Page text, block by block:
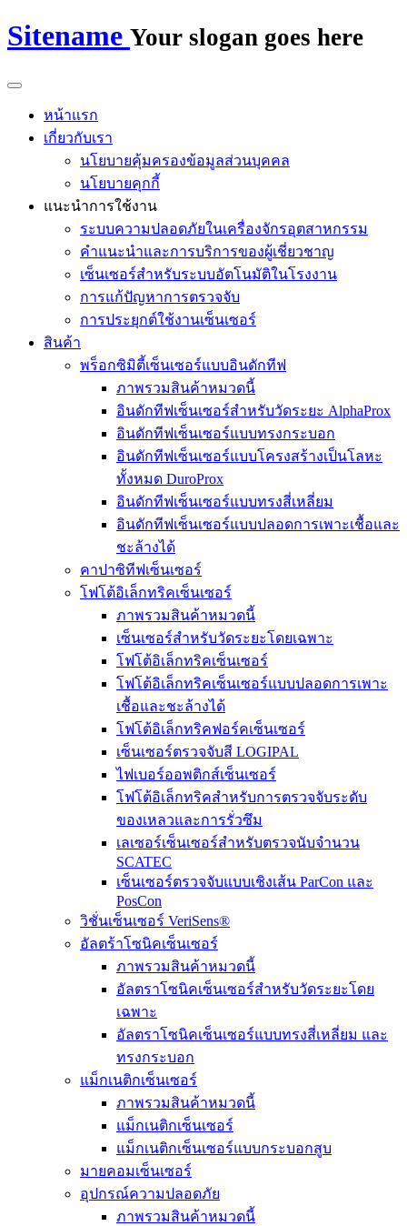
Sitename Your slogan goes here
หน้าแรก
เกี่ยวกับเรา
นโยบายคุ้มครองข้อมูลส่วนบุคคล
นโยบายคุกกี้
แนะนำการใช้งาน
ระบบความปลอดภัยในเครื่องจักรอุตสาหกรรม
คำแนะนำและการบริการของผู้เชี่ยวชาญ
เซ็นเซอร์สำหรับระบบอัตโนมัติในโรงงาน
การแก้ปัญหาการตรวจจับ
การประยุกต์ใช้งานเซ็นเซอร์
สินค้า
พร็อกซิมิตี้เซ็นเซอร์แบบอินดักทีฟ
ภาพรวมสินค้าหมวดนี้
อินดักทีฟเซ็นเซอร์สำหรับวัดระยะ AlphaProx
อินดักทีฟเซ็นเซอร์แบบทรงกระบอก
อินดักทีฟเซ็นเซอร์แบบโครงสร้างเป็นโลหะ
ทั้งหมด DuroProx
อินดักทีฟเซ็นเซอร์แบบทรงสี่เหลี่ยม
อินดักทีฟเซ็นเซอร์แบบปลอดการเพาะเชื้อและ
ชะล้างได้
คาปาซิทีฟเซ็นเซอร์
โฟโต้อิเล็กทริคเซ็นเซอร์
ภาพรวมสินค้าหมวดนี้
เซ็นเซอร์สำหรับวัดระยะโดยเฉพาะ
โฟโต้อิเล็กทริคเซ็นเซอร์
โฟโต้อิเล็กทริคเซ็นเซอร์แบบปลอดการเพาะ
เชื้อและชะล้างได้
โฟโต้อิเล็กทริคฟอร์คเซ็นเซอร์
เซ็นเซอร์ตรวจจับสี LOGIPAL
ไฟเบอร์ออพติกส์เซ็นเซอร์
โฟโต้อิเล็กทริคสำหรับการตรวจจับระดับ
ของเหลวและการรั่วซึม
เลเซอร์เซ็นเซอร์สำหรับตรวจนับจำนวน
SCATEC
เซ็นเซอร์ตรวจจับแบบเชิงเส้น ParCon และ
PosCon
วิชั่นเซ็นเซอร์ VeriSens®
อัลตร้าโซนิคเซ็นเซอร์
ภาพรวมสินค้าหมวดนี้
อัลตราโซนิคเซ็นเซอร์สำหรับวัดระยะโดย
เฉพาะ
อัลตราโซนิคเซ็นเซอร์แบบทรงสี่เหลี่ยม และ
ทรงกระบอก
แม็กเนติกเซ็นเซอร์
ภาพรวมสินค้าหมวดนี้
แม็กเนติกเซ็นเซอร์
แม็กเนติกเซ็นเซอร์แบบกระบอกสูบ
มายคอมเซ็นเซอร์
อุปกรณ์ความปลอดภัย
ภาพรวมสินค้าหมวดนี้